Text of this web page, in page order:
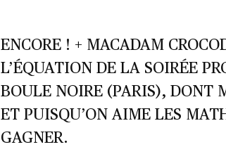
ENCORE ! + MACADAM
L’ÉQUATION DE LA SOIRÉE
BOULE NOIRE (PARIS), DONT
ET PUISQU’ON AIME LES
GAGNER.